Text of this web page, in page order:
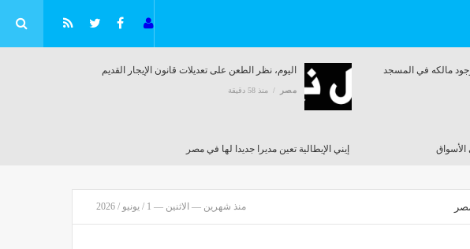
مالكه في المسجد اليوم، نظر الطعن على تعديلات قانون الإيجار القديم
مصر منذ 58 دقيقة
إيني الإيطالية تعين مديرا جديدا لها في مصر
الأمن يدين الهجمات الصاروخية الحوثية على السعودية ويستنكر هبوط طائرات غير مصرح بها باليمن
منذ شهرين — الاثنين — 1 / يونيو / 2026